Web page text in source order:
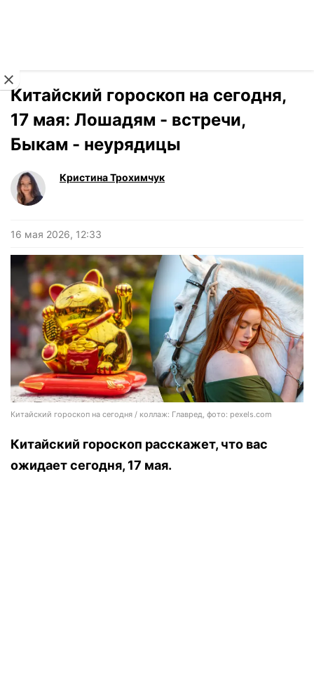
Китайский гороскоп на сегодня,
17 мая: Лошадям - встречи,
Быкам - неурядицы
Кристина Трохимчук
16 мая 2026, 12:33
Китайский гороскоп на сегодня / коллаж: Главред, фото: pexels.com
Китайский гороскоп расскажет, что вас
ожидает сегодня, 17 мая.